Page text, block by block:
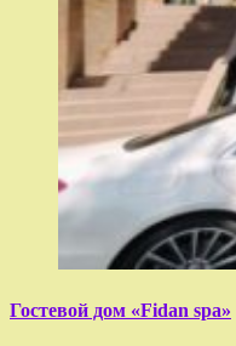
Гостевой дом «Fidan spa»